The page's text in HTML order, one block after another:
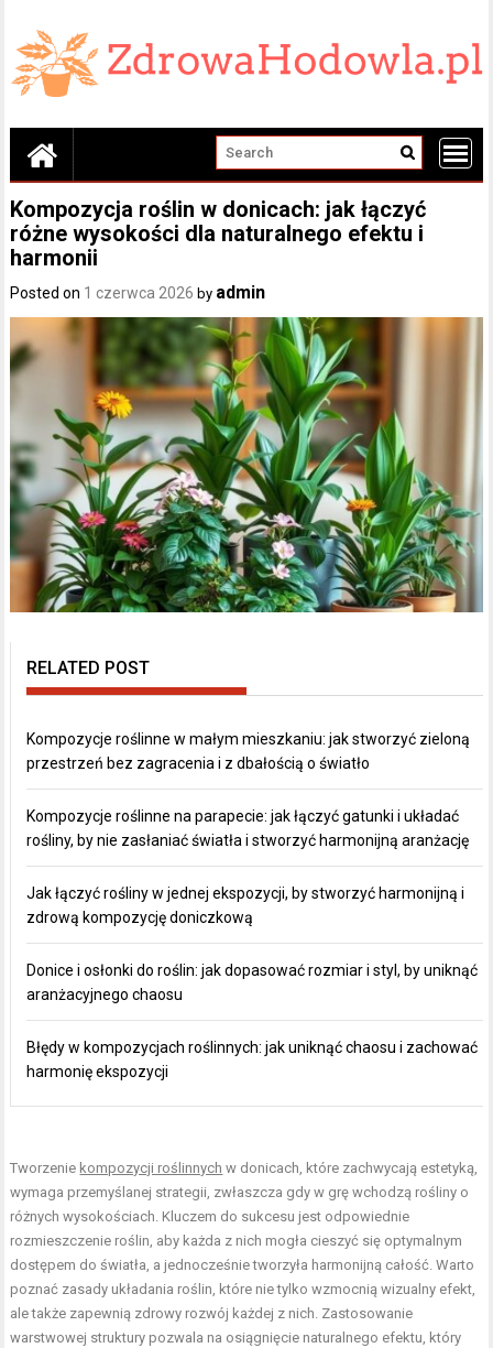
content
Kompozycja roślin w donicach: jak łączyć
różne wysokości dla naturalnego efektu i
harmonii
Posted on 1 czerwca 2026 by admin
RELATED POST
Kompozycje roślinne w małym mieszkaniu: jak stworzyć zieloną
przestrzeń bez zagracenia i z dbałością o światło
Kompozycje roślinne na parapecie: jak łączyć gatunki i układać
rośliny, by nie zasłaniać światła i stworzyć harmonijną aranżację
Jak łączyć rośliny w jednej ekspozycji, by stworzyć harmonijną i
zdrową kompozycję doniczkową
Donice i osłonki do roślin: jak dopasować rozmiar i styl, by uniknąć
aranżacyjnego chaosu
Błędy w kompozycjach roślinnych: jak uniknąć chaosu i zachować
harmonię ekspozycji
Tworzenie kompozycji roślinnych w donicach, które zachwycają estetyką,
wymaga przemyślanej strategii, zwłaszcza gdy w grę wchodzą rośliny o
różnych wysokościach. Kluczem do sukcesu jest odpowiednie
rozmieszczenie roślin, aby każda z nich mogła cieszyć się optymalnym
dostępem do światła, a jednocześnie tworzyła harmonijną całość. Warto
poznać zasady układania roślin, które nie tylko wzmocnią wizualny efekt,
ale także zapewnią zdrowy rozwój każdej z nich. Zastosowanie
warstwowej struktury pozwala na osiągnięcie naturalnego efektu, który